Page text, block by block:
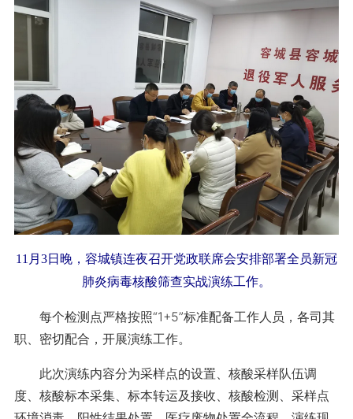
11月3日晚，容城镇连夜召开党政联席会安排部署全员新冠
肺炎病毒核酸筛查实战演练工作。
每个检测点严格按照“1+5”标准配备工作人员，各司其
职、密切配合，开展演练工作。
此次演练内容分为采样点的设置、核酸采样队伍调
度、核酸标本采集、标本转运及接收、核酸检测、采样点